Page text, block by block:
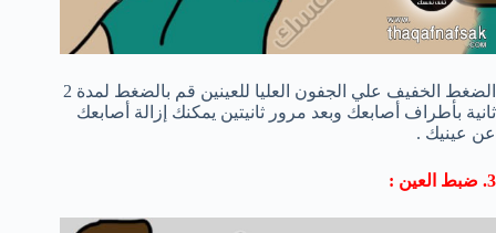
الضغط الخفيف علي الجفون العليا للعينين قم بالضغط لمدة 2
ثانية بأطراف أصابعك وبعد مرور ثانيتين يمكنك إزالة أصابعك
عن عينيك .
3. ضبط العين :